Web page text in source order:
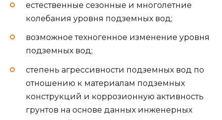
естественные сезонные и многолетние
колебания уровня подземных вод;
возможное техногенное изменение уровня
подземных вод;
степень агрессивности подземных вод по
отношению к материалам подземных
конструкций и коррозионную активность
грунтов на основе данных инженерных